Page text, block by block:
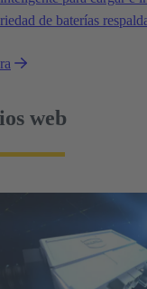
de baterías
web